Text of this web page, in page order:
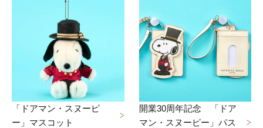
「ドアマン・スヌーピ
ー」マスコット
開業30周年記念 「ドア
マン・スヌーピー」パス